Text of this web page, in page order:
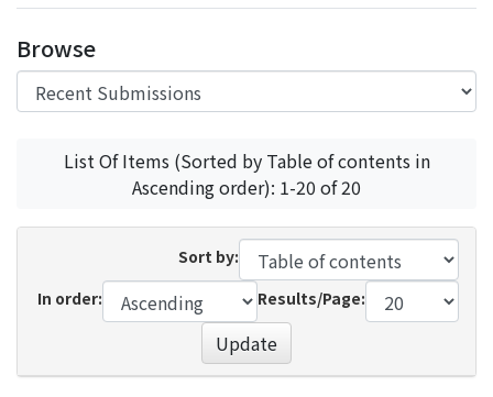
Browse
List Of Items (Sorted by Table of contents in
Ascending order): 1-20 of 20
Sort by:
In order:
Results/Page:
Update